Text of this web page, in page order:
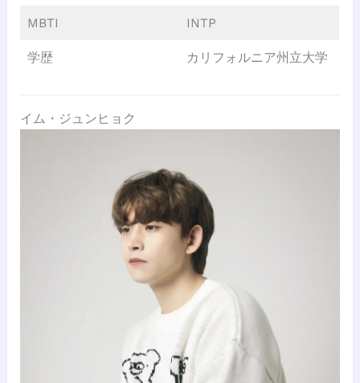
MBTI INTP
学歴 カリフォルニア州立大学
イム・ジュンヒョク